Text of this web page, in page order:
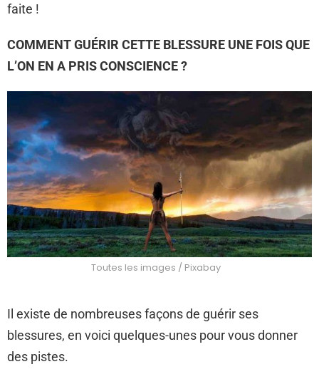
faite !
COMMENT GUÉRIR CETTE BLESSURE UNE FOIS QUE
L’ON EN A PRIS CONSCIENCE ?
Toutes les images / Pixabay
Il existe de nombreuses façons de guérir ses
blessures, en voici quelques-unes pour vous donner
des pistes.